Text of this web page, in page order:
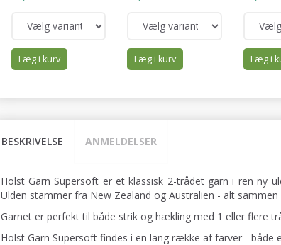
Læg i kurv Læg i kurv Læg i
BESKRIVELSE ANMELDELSER
Holst Garn Supersoft er et klassisk 2-trådet garn i ren ny
Ulden stammer fra New Zealand og Australien - alt
Garnet er perfekt til både strik og hækling med 1 eller flere
Holst Garn Supersoft findes i en lang række af farver - både